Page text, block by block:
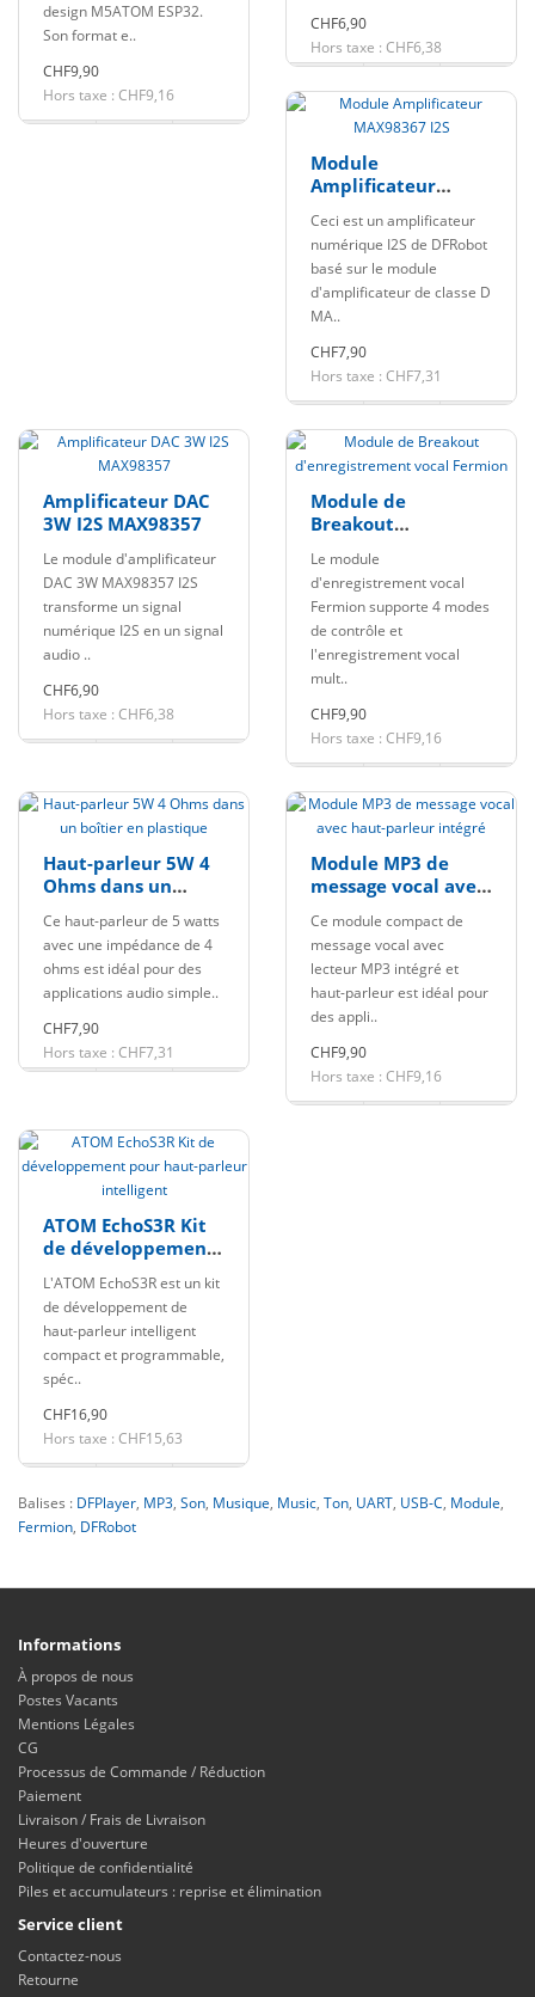
design M5ATOM ESP32.
Son format e..
CHF9,90
Hors taxe : CHF9,16
CHF6,90
Hors taxe : CHF6,38
Module
Amplificateur
Ceci est un amplificateur
numérique I2S de DFRobot
basé sur le module
d'amplificateur de classe D
MA..
CHF7,90
Hors taxe : CHF7,31
Amplificateur DAC
3W I2S MAX98357
Le module d'amplificateur
DAC 3W MAX98357 I2S
transforme un signal
numérique I2S en un signal
audio ..
CHF6,90
Hors taxe : CHF6,38
Module de
Breakout
vocal Fermion
Le module
d'enregistrement vocal
Fermion supporte 4 modes
de contrôle et
l'enregistrement vocal
mult..
CHF9,90
Hors taxe : CHF9,16
Haut-parleur 5W 4
Ohms dans un
Ce haut-parleur de 5 watts
avec une impédance de 4
ohms est idéal pour des
applications audio simple..
CHF7,90
Hors taxe : CHF7,31
Module MP3 de
message vocal avec
intégré
Ce module compact de
message vocal avec
lecteur MP3 intégré et
haut-parleur est idéal pour
des appli..
CHF9,90
Hors taxe : CHF9,16
ATOM EchoS3R Kit
de développement
intelligent
L'ATOM EchoS3R est un kit
de développement de
haut-parleur intelligent
compact et programmable,
spéc..
CHF16,90
Hors taxe : CHF15,63
Balises : DFPlayer, MP3, Son, Musique, Music, Ton, UART, USB-C, Module,
Fermion, DFRobot
Informations
À propos de nous
Postes Vacants
Mentions Légales
CG
Processus de Commande / Réduction
Paiement
Livraison / Frais de Livraison
Heures d'ouverture
Politique de confidentialité
Piles et accumulateurs : reprise et élimination
Service client
Contactez-nous
Retourne